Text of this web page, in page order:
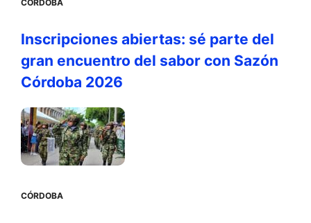
CÓRDOBA
Inscripciones abiertas: sé parte del
gran encuentro del sabor con Sazón
Córdoba 2026
CÓRDOBA